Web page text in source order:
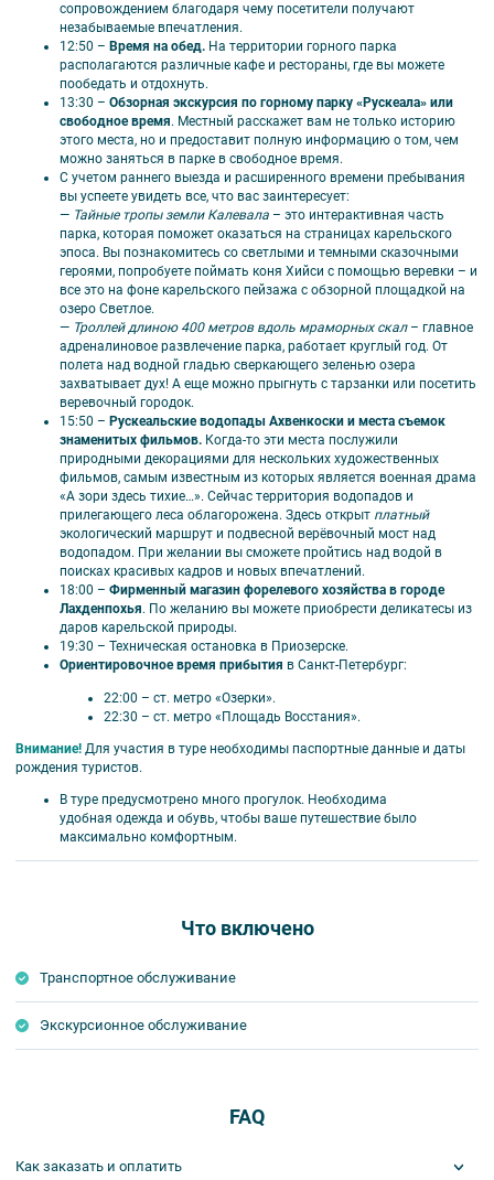
Время отъезда на экскурсии может быть изменено на более раннее или
более позднее.
Возможно изменение порядка проведения экскурсий, а также замена
их на равноценные.
Фирма оставляет за собой право замены экскурсий без уменьшения
общего объема экскурсионной программы.
сопровождением благодаря чему посетители получают
незабываемые впечатления.
12:50 – Время на обед. На территории горного парка
располагаются различные кафе и рестораны, где вы можете
пообедать и отдохнуть.
13:30 – Обзорная экскурсия по горному парку «Рускеала» или
свободное время. Местный расскажет вам не только историю
этого места, но и предоставит полную информацию о том, чем
можно заняться в парке в свободное время.
С учетом раннего выезда и расширенного времени пребывания
вы успеете увидеть все, что вас заинтересует:
— Тайные тропы земли Калевала – это интерактивная часть
парка, которая поможет оказаться на страницах карельского
эпоса. Вы познакомитесь со светлыми и темными сказочными
героями, попробуете поймать коня Хийси с помощью веревки – и
все это на фоне карельского пейзажа с обзорной площадкой на
озеро Светлое.
— Троллей длиною 400 метров вдоль мраморных скал– главное
адреналиновое развлечение парка, работает круглый год. От
полета над водной гладью сверкающего зеленью озера
захватывает дух! А еще можно прыгнуть с тарзанки или посетить
веревочный городок.
15:50 – Рускеальские водопады Ахвенкоски и места съемок
знаменитых фильмов. Когда-то эти места послужили
природными декорациями для нескольких художественных
фильмов, самым известным из которых является военная драма
«А зори здесь тихие…». Сейчас территория водопадов и
прилегающего леса облагорожена. Здесь открыт платный
экологический маршрут и подвесной верёвочный мост над
водопадом. При желании вы сможете пройтись над водой в
поисках красивых кадров и новых впечатлений.
18:00 – Фирменный магазин форелевого хозяйства в городе
Лахденпохья. По желанию вы можете приобрести деликатесы из
даров карельской природы.
19:30 – Техническая остановка в Приозерске.
Ориентировочное время прибытия в Санкт-Петербург:
22:00 – ст. метро «Озерки».
22:30 – ст. метро «Площадь Восстания».
Внимание! Для участия в туре необходимы паспортные данные и даты
рождения туристов.
В туре предусмотрено много прогулок. Необходима
удобная одежда и обувь, чтобы ваше путешествие было
максимально комфортным.
Что включено
Транспортное обслуживание
Экскурсионное обслуживание
FAQ
Как заказать и оплатить